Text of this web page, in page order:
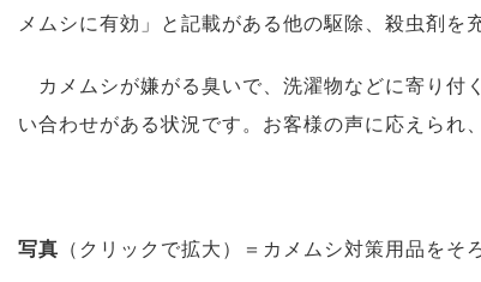
メムシに有効」と記載がある他の駆除、殺虫剤を
カメムシが嫌がる臭いで、洗濯物などに寄り付
い合わせがある状況です。お客様の声に応えられ
写真 （クリックで拡大）＝カメムシ対策用品をそ